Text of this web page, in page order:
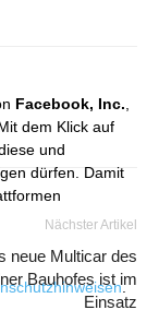
Facebook, Inc.
dem Klick auf
und
dürfen. Damit
.
Nächster Artikel
neue Multicar des
Bauhofes ist im
Einsatz